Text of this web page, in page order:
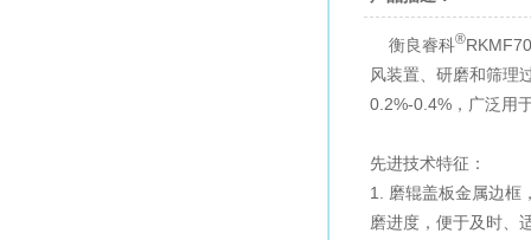
衡良睿科®
风装置、研磨和筛理
0.2%-0.4%，广泛用
先进技术特征：
1. 磨辊盖板金属边框
磨进度，便于及时、